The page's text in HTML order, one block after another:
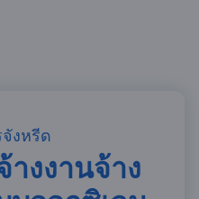
งหรีด
งงานจ้าง